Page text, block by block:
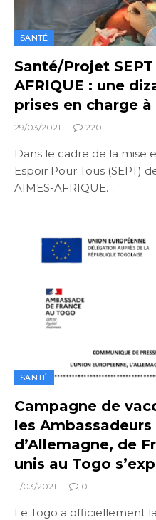
SANTÉ
Santé/Projet
AFRIQUE : une
prises en charge
29/03/2021 220
Dans le cadre de la
Espoir Pour Tous (SEPT)
AIMES-AFRIQUE…
SANTÉ
Campagne de
les Ambassadeurs
d’Allemagne, de
unis au Togo
11/03/2021 0
Le Togo a officiellement